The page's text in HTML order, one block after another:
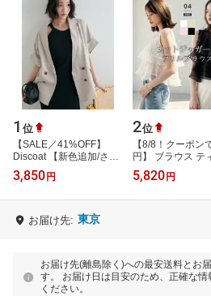
1 位
【SALE／41%OFF】
Discoat 【新色追加/さら
っとした着心地】テック
リネン半袖シャツジャケ
3,850 円
2位
【8/8！クーポン
円】 ブラウス テ
ドフリル ノースリ
ジャガード レディ
5,820 円
お届け先: 東京
お届け先(離島除く)への最安送料とお
す。 お届け日は目安のため、正確な
ください。